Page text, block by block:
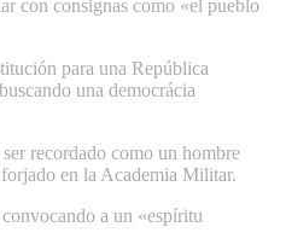
con consignas como «el pueblo
para una República
una democrácia
recordado como un hombre
en la Academia Militar.
a un «espíritu